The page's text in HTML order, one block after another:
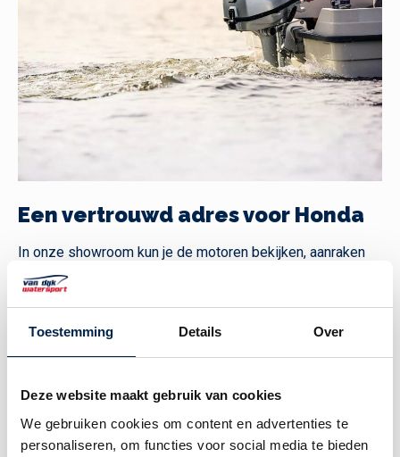
Toestemming Details Over
Deze website maakt gebruik van cookies
We gebruiken cookies om content en advertenties te
personaliseren, om functies voor social media te bieden
Een vertrouwd adres voor Honda
In onze showroom kun je de motoren bekijken, aanraken
en zelfs testen voordat je een aankoop doet. Dit geeft je
de kans om de juiste keuze te maken en te zien hoe de
hebben de kennis en de praktische ervaring om je te
helpen bij het maken van de juiste keuze voor jouw
volledig ingericht om elke motor vakkundig te installeren
en te onderhouden.